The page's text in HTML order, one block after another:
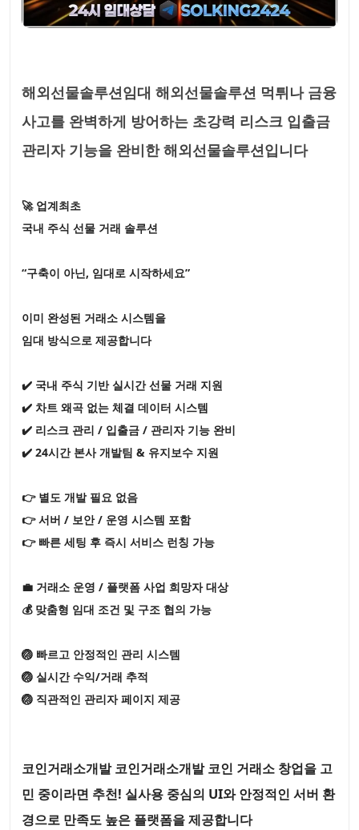
해외선물솔루션임대 해외선물솔루션 먹튀나 금융
사고를 완벽하게 방어하는 초강력 리스크 입출금
관리자 기능을 완비한 해외선물솔루션입니다
🚀 업계최초
국내 주식 선물 거래 솔루션
“구축이 아닌, 임대로 시작하세요”
이미 완성된 거래소 시스템을
임대 방식으로 제공합니다
✔️ 국내 주식 기반 실시간 선물 거래 지원
✔️ 차트 왜곡 없는 체결 데이터 시스템
✔️ 리스크 관리 / 입출금 / 관리자 기능 완비
✔️ 24시간 본사 개발팀 & 유지보수 지원
👉 별도 개발 필요 없음
👉 서버 / 보안 / 운영 시스템 포함
👉 빠른 세팅 후 즉시 서비스 런칭 가능
💼 거래소 운영 / 플랫폼 사업 희망자 대상
💰 맞춤형 임대 조건 및 구조 협의 가능
🏐 빠르고 안정적인 관리 시스템
🏐 실시간 수익/거래 추적
🏐 직관적인 관리자 페이지 제공
코인거래소개발 코인거래소개발 코인 거래소 창업을 고
민 중이라면 추천! 실사용 중심의 UI와 안정적인 서버 환
경으로 만족도 높은 플랫폼을 제공합니다